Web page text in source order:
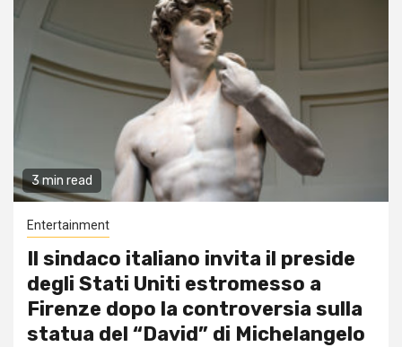
3 min read
Entertainment
Il sindaco italiano invita il preside
degli Stati Uniti estromesso a
Firenze dopo la controversia sulla
statua del “David” di Michelangelo